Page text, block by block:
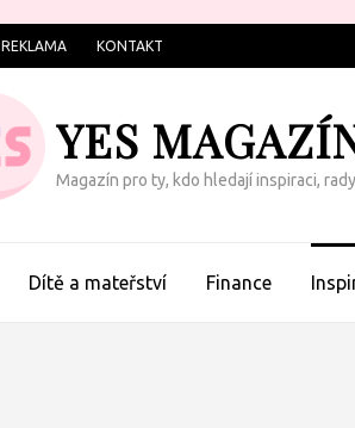
REKLAMA KONTAKT
YES
Magazín pro ty, kdo hledají inspiraci,
Dítě a mateřství Finance